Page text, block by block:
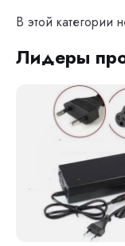
В этой категории
Лидеры